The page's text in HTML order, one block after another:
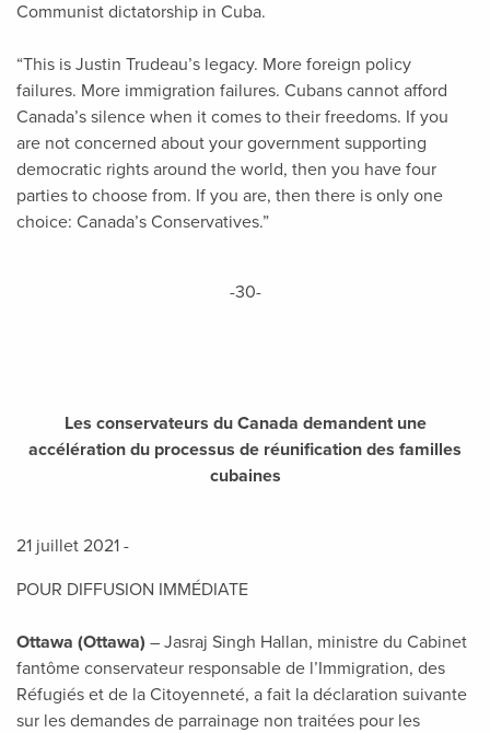
Communist dictatorship in Cuba.
“This is Justin Trudeau’s legacy. More foreign policy
failures. More immigration failures. Cubans cannot afford
Canada’s silence when it comes to their freedoms. If you
are not concerned about your government supporting
democratic rights around the world, then you have four
parties to choose from. If you are, then there is only one
choice: Canada’s Conservatives.”
-30-
Les conservateurs du Canada demandent une
accélération du processus de réunification des familles
cubaines
21 juillet 2021 -
POUR DIFFUSION IMMÉDIATE
Ottawa (Ottawa) – Jasraj Singh Hallan, ministre du Cabinet
fantôme conservateur responsable de l’Immigration, des
Réfugiés et de la Citoyenneté, a fait la déclaration suivante
sur les demandes de parrainage non traitées pour les